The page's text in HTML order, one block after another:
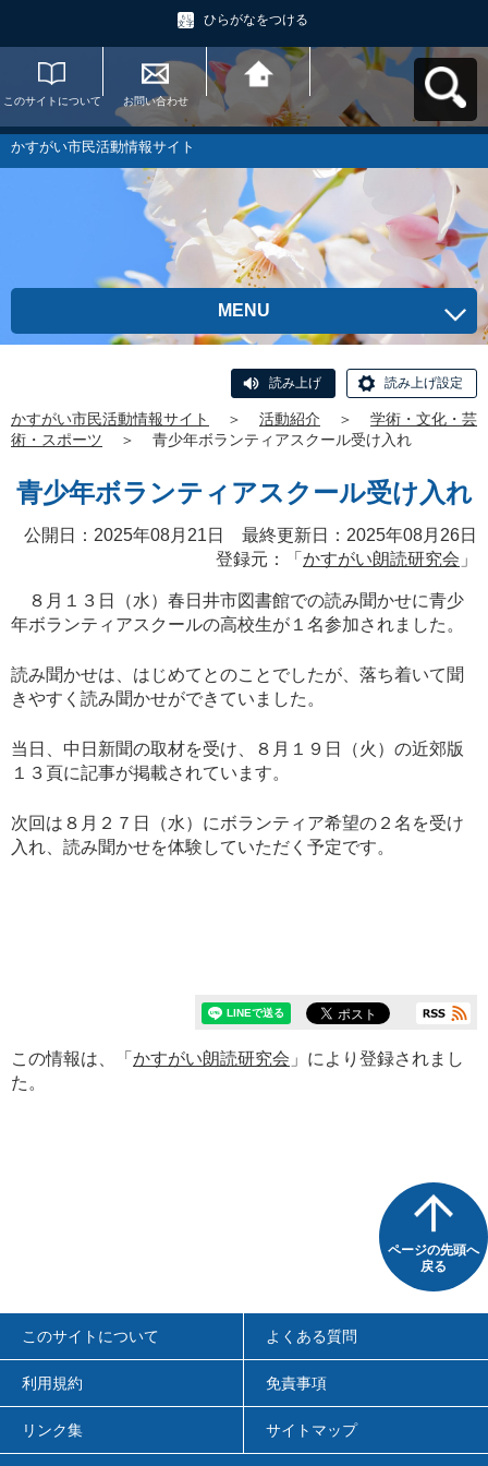
ひらがなをつける
このサイトについて お問い合わせ
かすがい市民活動情
報サイトへ戻る
かすがい市民活動情報サイト
MENU
読み上げ 読み上げ設定
かすがい市民活動情報サイト ＞ 活動紹介 ＞
学術・文化・芸
術・スポーツ
＞ 青少年ボランティアスクール受け入れ
青少年ボランティアスクール受け入れ
公開日：2025年08月21日 最終更新日：2025年08月26日
登録元：「 かすがい朗読研究会 」
８月１３日（水）春日井市図書館での読み聞かせに青少
年ボランティアスクールの高校生が１名参加されました。
読み聞かせは、はじめてとのことでしたが、落ち着いて聞
きやすく読み聞かせができていました。
当日、中日新聞の取材を受け、８月１９日（火）の近郊版
１３頁に記事が掲載されています。
次回は８月２７日（水）にボランティア希望の２名を受け
入れ、読み聞かせを体験していただく予定です。
この情報は、「 かすがい朗読研究会 」により登録されまし
た。
ページの先頭へ
戻る
このサイトについて よくある質問
利用規約 免責事項
リンク集 サイトマップ